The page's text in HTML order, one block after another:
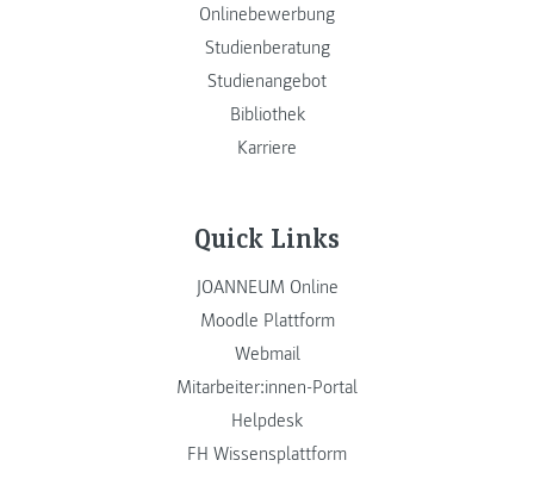
Onlinebewerbung
Studienberatung
Studienangebot
Bibliothek
Karriere
Quick Links
JOANNEUM Online
Moodle Plattform
Webmail
Mitarbeiter:innen-Portal
Helpdesk
FH Wissensplattform